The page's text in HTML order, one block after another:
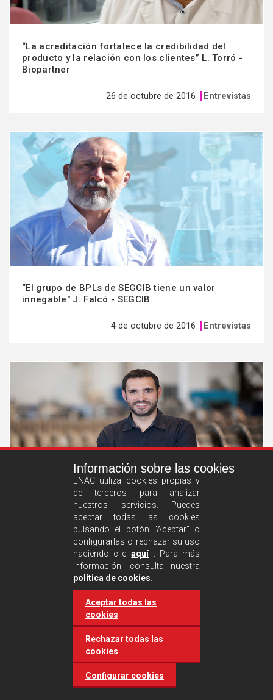
“La acreditación fortalece la credibilidad del
producto y la relación con los clientes” L. Torró -
Biopartner
26 de octubre de 2016 Entrevistas
“El grupo de BPLs de SEGCIB tiene un valor
innegable" J. Falcó - SEGCIB
4 de octubre de 2016 Entrevistas
Ver
más
El Laboratorio de Materiales de CAF obtiene la
acreditación de ENAC para ensayos sobre ruedas
y ejes. Entrevista a L. Lasa - CAF
6 de septiembre de 2016
Información sobre las cookies
ENAC utiliza cookies propias y
de terceros para analizar
nuestros servicios. Puedes
aceptar todas las cookies
pulsando el botón "Aceptar" o
configurarlas o rechazar su uso
haciendo clicaquí. Para más
información, consulta nuestra
política de cookies
Aceptar todas las
cookies
Rechazar todas las
cookies
Configurar cookies